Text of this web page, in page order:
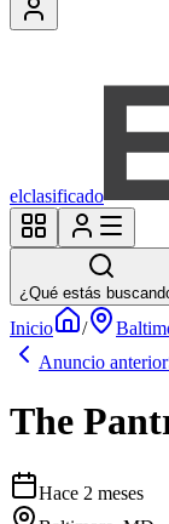
elclasificado
¿Qué estás
Inicio /
Anuncio anterior
The
Hace 2 meses